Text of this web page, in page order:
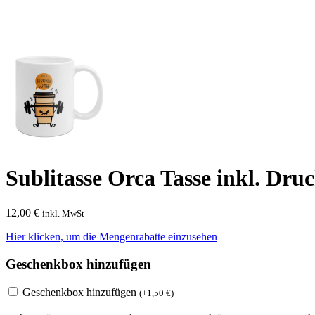
Sublitasse Orca Tasse inkl.
12,00 € inkl. MwSt
Hier klicken, um die Mengenrabatte einzusehen
Geschenkbox hinzufügen
Geschenkbox hinzufügen (+1,50 €)